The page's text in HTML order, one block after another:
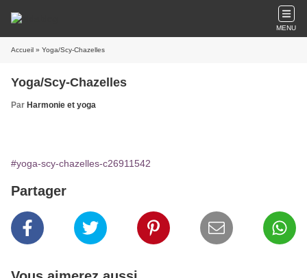
MENU
Accueil » Yoga/Scy-Chazelles
Yoga/Scy-Chazelles
Par Harmonie et yoga
#yoga-scy-chazelles-c26911542
Partager